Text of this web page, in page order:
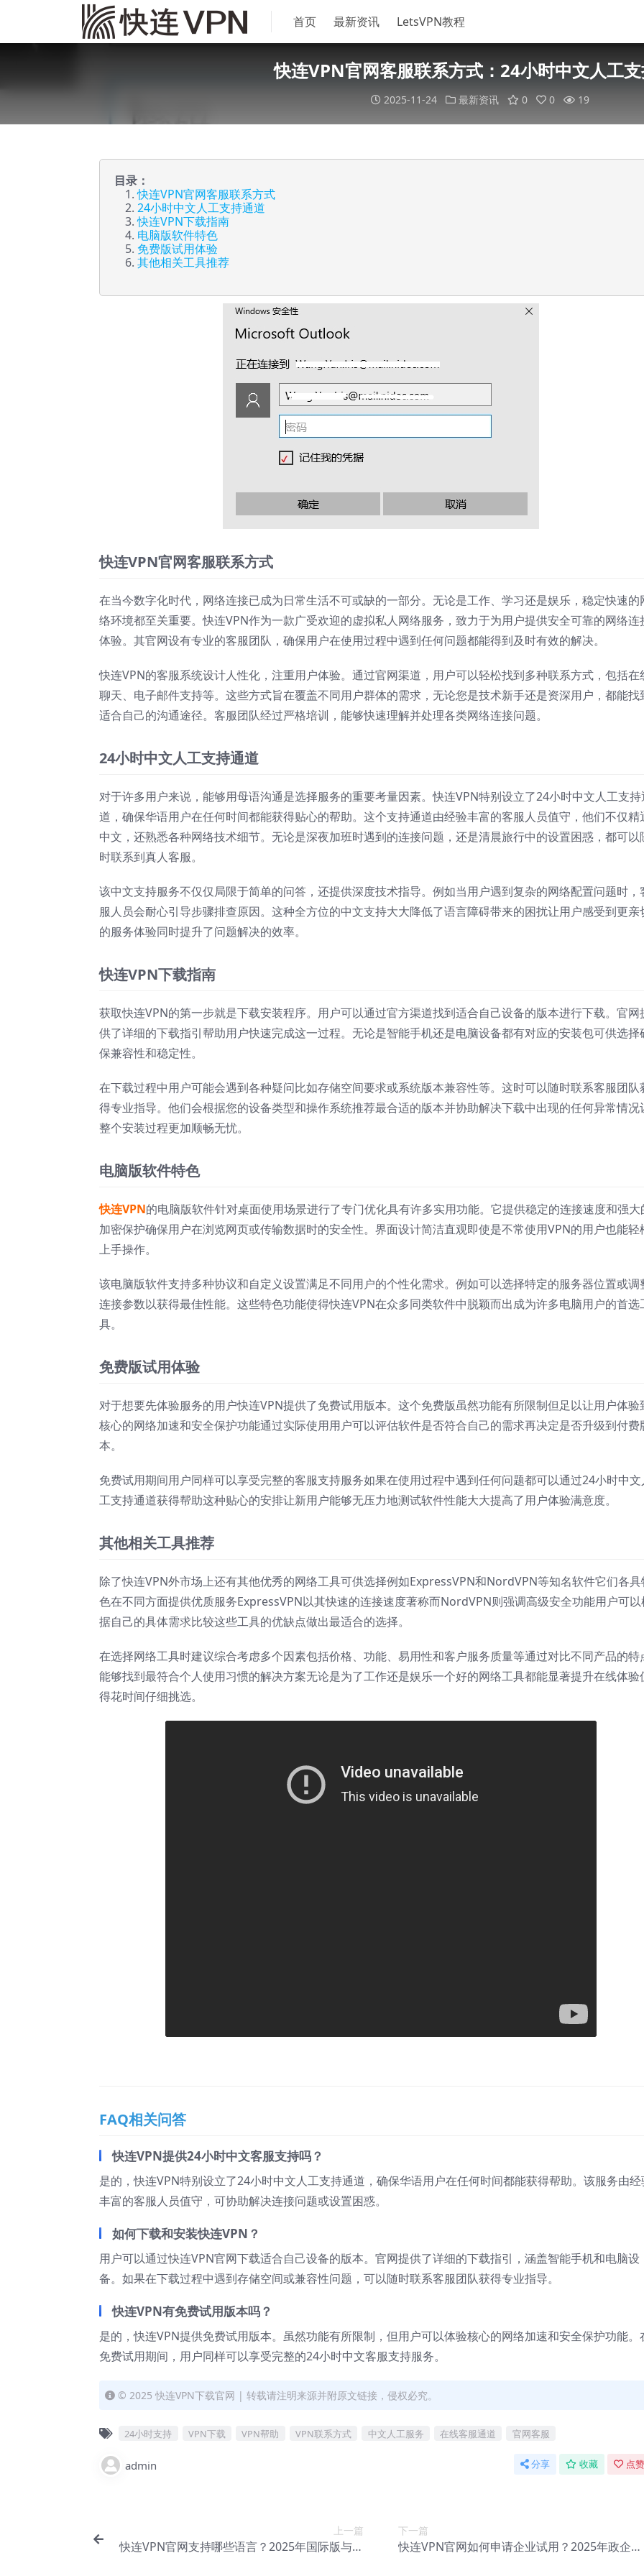
首页 最新资讯 LetsVPN教程
快连VPN官网客服联系方式：24小时中文人工
2025-11-24 最新资讯 0 0 19
目录：
快连VPN官网客服联系方式
24小时中文人工支持通道
快连VPN下载指南
电脑版软件特色
免费版试用体验
其他相关工具推荐
快连VPN官网客服联系方式
在当今数字化时代，网络连接已成为日常生活不可或缺的一部分。无论是工作、学习还是娱乐，稳定快速的
络环境都至关重要。快连VPN作为一款广受欢迎的虚拟私人网络服务，致力于为用户提供安全可靠的网络连
体验。其官网设有专业的客服团队，确保用户在使用过程中遇到任何问题都能得到及时有效的解决。
快连VPN的客服系统设计人性化，注重用户体验。通过官网渠道，用户可以轻松找到多种联系方式，包括在
聊天、电子邮件支持等。这些方式旨在覆盖不同用户群体的需求，无论您是技术新手还是资深用户，都能找
适合自己的沟通途径。客服团队经过严格培训，能够快速理解并处理各类网络连接问题。
24小时中文人工支持通道
对于许多用户来说，能够用母语沟通是选择服务的重要考量因素。快连VPN特别设立了24小时中文人工支持
道，确保华语用户在任何时间都能获得贴心的帮助。这个支持通道由经验丰富的客服人员值守，他们不仅精
中文，还熟悉各种网络技术细节。无论是深夜加班时遇到的连接问题，还是清晨旅行中的设置困惑，都可以
时联系到真人客服。
该中文支持服务不仅仅局限于简单的问答，还提供深度技术指导。例如当用户遇到复杂的网络配置问题时，
服人员会耐心引导步骤排查原因。这种全方位的中文支持大大降低了语言障碍带来的困扰让用户感受到更亲
的服务体验同时提升了问题解决的效率。
快连VPN下载指南
获取快连VPN的第一步就是下载安装程序。用户可以通过官方渠道找到适合自己设备的版本进行下载。官网
供了详细的下载指引帮助用户快速完成这一过程。无论是智能手机还是电脑设备都有对应的安装包可供选择
保兼容性和稳定性。
在下载过程中用户可能会遇到各种疑问比如存储空间要求或系统版本兼容性等。这时可以随时联系客服团队
得专业指导。他们会根据您的设备类型和操作系统推荐最合适的版本并协助解决下载中出现的任何异常情况
整个安装过程更加顺畅无忧。
电脑版软件特色
快连VPN的电脑版软件针对桌面使用场景进行了专门优化具有许多实用功能。它提供稳定的连接速度和强大
加密保护确保用户在浏览网页或传输数据时的安全性。界面设计简洁直观即使是不常使用VPN的用户也能轻
上手操作。
该电脑版软件支持多种协议和自定义设置满足不同用户的个性化需求。例如可以选择特定的服务器位置或调
连接参数以获得最佳性能。这些特色功能使得快连VPN在众多同类软件中脱颖而出成为许多电脑用户的首选
具。
免费版试用体验
对于想要先体验服务的用户快连VPN提供了免费试用版本。这个免费版虽然功能有所限制但足以让用户体验
核心的网络加速和安全保护功能通过实际使用用户可以评估软件是否符合自己的需求再决定是否升级到付费
本。
免费试用期间用户同样可以享受完整的客服支持服务如果在使用过程中遇到任何问题都可以通过24小时中文
工支持通道获得帮助这种贴心的安排让新用户能够无压力地测试软件性能大大提高了用户体验满意度。
其他相关工具推荐
除了快连VPN外市场上还有其他优秀的网络工具可供选择例如ExpressVPN和NordVPN等知名软件它们各具
色在不同方面提供优质服务ExpressVPN以其快速的连接速度著称而NordVPN则强调高级安全功能用户可以
据自己的具体需求比较这些工具的优缺点做出最适合的选择。
在选择网络工具时建议综合考虑多个因素包括价格、功能、易用性和客户服务质量等通过对比不同产品的特
能够找到最符合个人使用习惯的解决方案无论是为了工作还是娱乐一个好的网络工具都能显著提升在线体验
得花时间仔细挑选。
FAQ相关问答
快连VPN提供24小时中文客服支持吗？
是的，快连VPN特别设立了24小时中文人工支持通道，确保华语用户在任何时间都能获得帮助。该服务由经
丰富的客服人员值守，可协助解决连接问题或设置困惑。
如何下载和安装快连VPN？
用户可以通过快连VPN官网下载适合自己设备的版本。官网提供了详细的下载指引，涵盖智能手机和电脑设
备。如果在下载过程中遇到存储空间或兼容性问题，可以随时联系客服团队获得专业指导。
快连VPN有免费试用版本吗？
是的，快连VPN提供免费试用版本。虽然功能有所限制，但用户可以体验核心的网络加速和安全保护功能。
免费试用期间，用户同样可以享受完整的24小时中文客服支持服务。
© 2025 快连VPN下载官网 | 转载请注明来源并附原文链接，侵权必究。
24小时支持 VPN下载 VPN帮助 VPN联系方式 中文人工服务 在线客服通道 官网客服
admin 分享 收藏 点
上一篇
快连VPN官网支持哪些语言？2025年国际版与中
下一篇
快连VPN官网如何申请企业试用？2025年政企版